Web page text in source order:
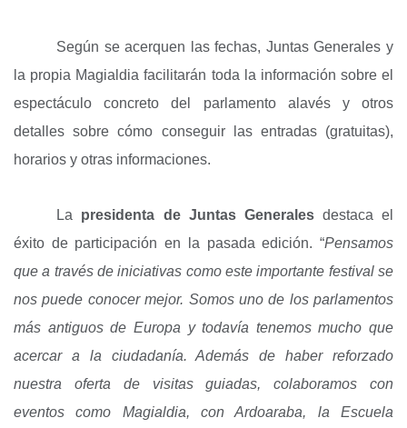
Según se acerquen las fechas, Juntas Generales y
la propia Magialdia facilitarán toda la información sobre el
espectáculo concreto del parlamento alavés y otros
detalles sobre cómo conseguir las entradas (gratuitas),
horarios y otras informaciones.
La presidenta de Juntas Generalesdestaca el
éxito de participación en la pasada edición. “Pensamos
que a través de iniciativas como este importante festival se
nos puede conocer mejor. Somos uno de los parlamentos
más antiguos de Europa y todavía tenemos mucho que
acercar a la ciudadanía. Además de haber reforzado
nuestra oferta de visitas guiadas, colaboramos con
eventos como Magialdia, con Ardoaraba, la Escuela